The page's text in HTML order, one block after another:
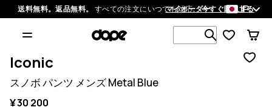
送料無料。返品無料。 すべての注文にいつでも対応。今すぐ購入する
マイオーダー JP
1 000以上
Iconic
スノボ パンツ メンズ Metal Blue
¥ 30 200